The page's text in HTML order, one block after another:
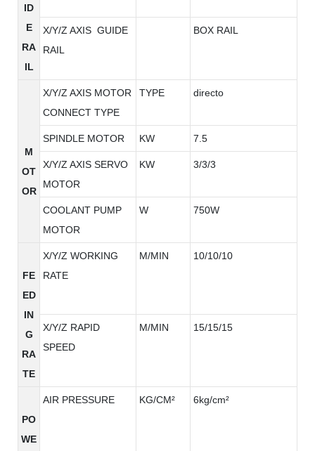
ID
E
RA
IL
X/Y/Z AXIS GUIDE
RAIL
BOX RAIL
M
OT
OR
X/Y/Z AXIS MOTOR
CONNECT TYPE
TYPE directo
SPINDLE MOTOR KW 7.5
X/Y/Z AXIS SERVO
MOTOR
KW 3/3/3
COOLANT PUMP
MOTOR
W 750W
FE
ED
IN
G
RA
TE
X/Y/Z WORKING
RATE
M/MIN 10/10/10
X/Y/Z RAPID
SPEED
M/MIN 15/15/15
PO
WE
AIR PRESSURE KG/CM² 6kg/cm²